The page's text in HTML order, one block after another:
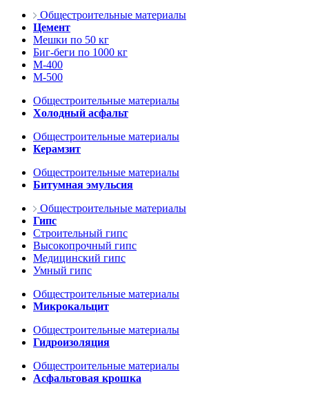
Общестроительные материалы
Цемент
Мешки по 50 кг
Биг-беги по 1000 кг
М-400
М-500
Общестроительные материалы
Холодный асфальт
Общестроительные материалы
Керамзит
Общестроительные материалы
Битумная эмульсия
Общестроительные материалы
Гипс
Строительный гипс
Высокопрочный гипс
Медицинский гипс
Умный гипс
Общестроительные материалы
Микрокальцит
Общестроительные материалы
Гидроизоляция
Общестроительные материалы
Асфальтовая крошка